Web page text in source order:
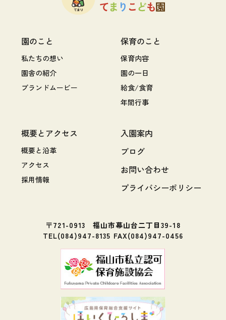
〒721-0913 福山市幕山台二丁目39-18
TEL(084)947-8135 FAX(084)947-0456
園のこと
私たちの想い
園舎の紹介
ブランドムービー
保育のこと
保育内容
園の一日
給食/食育
年間行事
概要とアクセス
概要と沿革
アクセス
採用情報
入園案内
ブログ
お問い合わせ
プライバシーポリシー